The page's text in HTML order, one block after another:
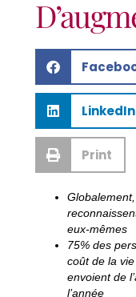
LinkedIn
Print
eux-mêmes
75% des
coût de la
envoient de
l’année